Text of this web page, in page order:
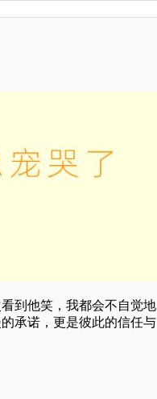
到他笑，我都会不自觉地
承诺，更是彼此的信任与